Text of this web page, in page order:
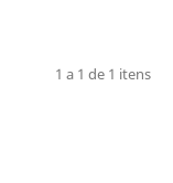
1 a 1 de 1 itens